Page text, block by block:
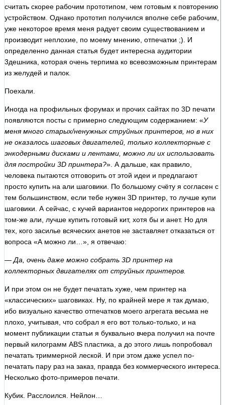
считать скорее рабочим прототипом, чем готовым к повторению
устройством. Однако прототип получился вполне себе рабочим,
уже некоторое время меня радует своим существованием и
производит неплохие, по моему мнению, отпечатки ;). И
определенно данная статья будет интересна аудитории
3дешника, которая очень терпима ко всевозможным принтерам
из желудей и палок.
Поехали.
Иногда на профильных форумах и прочих сайтах по 3D печати
появляются посты с примерно следующим содержанием: «У
меня много старых/ненужных струйных принтеров, но в них
не оказалось шаговых двигателей, только коллекторные с
энкодерными дисками и лентами, можно ли их использовать
для постройки 3D принтера?». А дальше, как правило,
человека пытаются отговорить от этой идеи и предлагают
просто купить на али шаговики. По большому счёту я согласен с
тем большинством, если тебе нужен 3D принтер, то лучше купи
шаговики. А сейчас, с кучей вариантов недорогих принтеров на
том-же али, лучше купить готовый кит, хотя бы и анет. Но для
тех, кого засилье всяческих анетов не заставляет отказаться от
вопроса «А можно ли…», я отвечаю:
— Да, очень даже можно собрать 3D принтер на
коллекторных двигателях от струйных принтеров.
И при этом он не будет печатать хуже, чем принтер на
«классических» шаговиках. Ну, по крайней мере я так думаю,
ибо визуально качество отпечатков моего агрегата весьма не
плохо, учитывая, что собрал я его вот только-только, и на
момент публикации статьи я буквально вчера получил на почте
первый килограмм ABS пластика, а до этого лишь попробовал
печатать триммерной леской. И при этом даже успел по-
печатать пару раз на заказ, правда без коммерческого интереса.
Несколько фото-примеров печати.
Кубик. Расслоился. Нейлон…